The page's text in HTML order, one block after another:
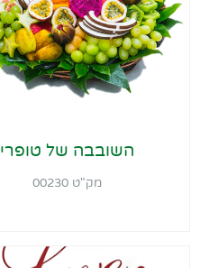
השובבה של טופרי
מק"ט 00230